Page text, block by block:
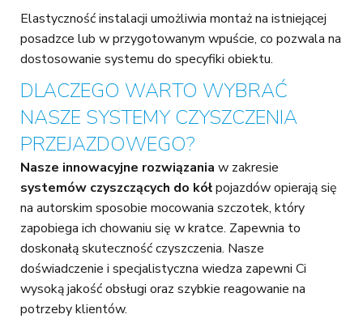
Elastyczność instalacji umożliwia montaż na istniejącej
posadzce lub w przygotowanym wpuście, co pozwala na
dostosowanie systemu do specyfiki obiektu.
DLACZEGO WARTO WYBRAĆ
NASZE SYSTEMY CZYSZCZENIA
PRZEJAZDOWEGO?
Nasze innowacyjne rozwiązania w zakresie
systemów czyszczących do kółpojazdów opierają się
na autorskim sposobie mocowania szczotek, który
zapobiega ich chowaniu się w kratce. Zapewnia to
doskonałą skuteczność czyszczenia. Nasze
doświadczenie i specjalistyczna wiedza zapewni Ci
wysoką jakość obsługi oraz szybkie reagowanie na
potrzeby klientów.